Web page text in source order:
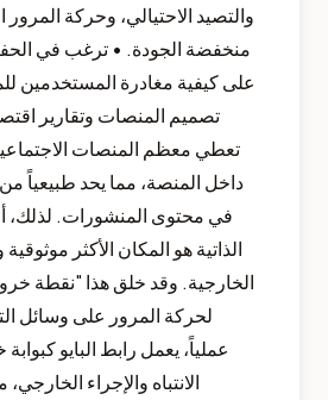
منخفضة الجودة. • ترغب في
على كيفية مغادرة المستخدمين
تصميم المنصات وتقارير
تعطي معظم المنصات الاجتماعية
داخل المنصة، مما يحد طبيعياً
في محتوى المنشورات. لذلك،
الذاتية هو المكان الأكثر
الخارجية. وقد خلق هذا "نقطة
لحركة المرور على وسائل
عملياً، يعمل رابط البايو
الانتباه والإجراء